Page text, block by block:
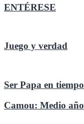
ENTÉRESE
Juego y verdad
Ser Papa en
Camou: Medio año